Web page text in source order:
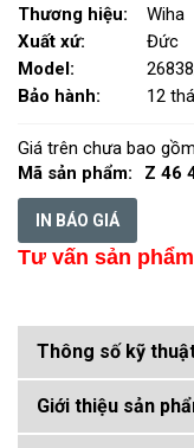
Thương hiệu:
Wiha
Xuất xứ:
Đức
Model:
Bảo hành:
12
Giá trên chưa bao
Mã sản phẩm:
Z 46
IN BÁO GIÁ
Tư vấn sản
Thông số kỹ
Giới thiệu sản